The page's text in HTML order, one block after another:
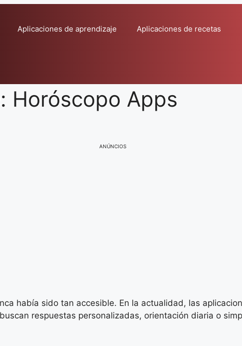
Aplicaciones de aprendizaje Aplicaciones de recetas
Horóscopo Apps
ANÚNCIOS
había sido tan accesible. En la actualidad, las
respuestas personalizadas, orientación diaria o